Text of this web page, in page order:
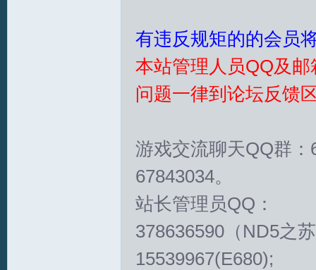
有违反规矩的的会员
本站管理人员QQ及
问题一律到论坛反馈
游戏交流聊天QQ群
67843034。
站长管理员QQ：
378636590（ND5之
15539967(E680);